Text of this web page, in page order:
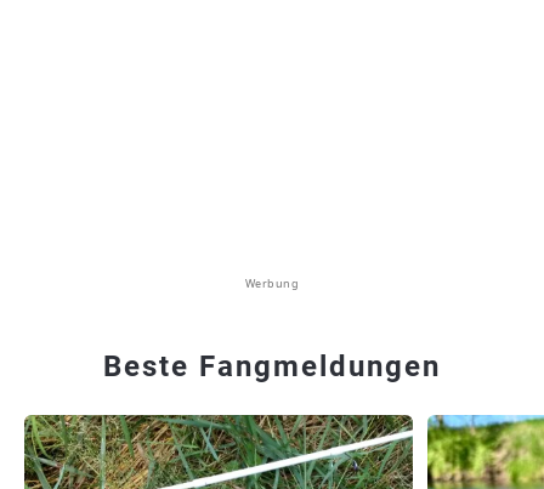
Werbung
Beste Fangmeldungen